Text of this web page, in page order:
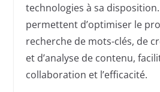
technologies à sa
permettent d’optimiser le
recherche de mots-clés, de
et d’analyse de contenu,
collaboration et l’efficacité.